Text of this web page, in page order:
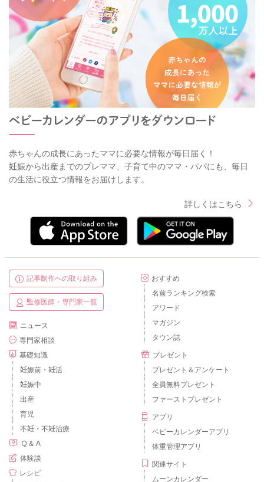
赤ちゃんの成長にあったママに必要な情報が毎日届く！
妊娠から出産までのプレママ、子育て中のママ・パパにも、毎日
の生活に役立つ情報をお届けします。
詳しくはこちら
記事制作への取り組み
監修医師・専門家一覧
ニュース
専門家相談
基礎知識
妊娠前・妊活
妊娠中
出産
育児
不妊・不妊治療
Ｑ＆Ａ
体験談
レシピ
おすすめ
名前ランキング検索
アワード
マガジン
タウン誌
プレゼント
プレゼント＆アンケート
全員無料プレゼント
ファーストプレゼント
アプリ
ベビーカレンダーアプリ
体重管理アプリ
関連サイト
ムーンカレンダー